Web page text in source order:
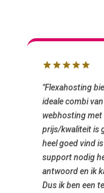
biedt voor mij een
van domeinnaam en
met wordpress aan. De
is goed. En wat ik vooral
vind is de responstijd als ik
heb. Ik krijg snel
ik kan snel weer verder.
een tevreden klant!"